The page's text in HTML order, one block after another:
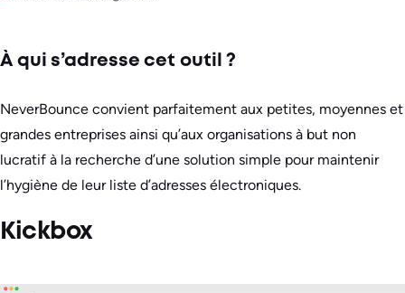
À qui s’adresse cet outil ?
NeverBounce convient parfaitement aux petites, moyennes et
grandes entreprises ainsi qu’aux organisations à but non
lucratif à la recherche d’une solution simple pour maintenir
l’hygiène de leur liste d’adresses électroniques.
Kickbox